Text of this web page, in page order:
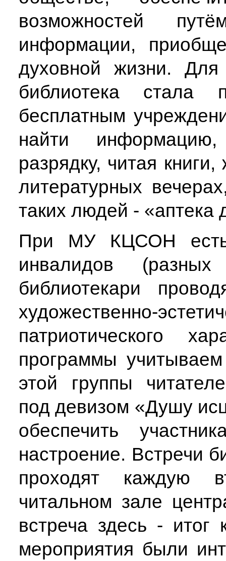
возможностей
информации,
духовной жизни. Для
библиотека стала
бесплатным
найти
разрядку, читая
литературных
таких людей - «аптека
При МУ КЦСОН есть
инвалидов (разных
библиотекари
художественно-
патриотического
программы
этой группы
под девизом «Душу
обеспечить
настроение. Встречи
проходят каждую
читальном зале
встреча здесь - итог
мероприятия были